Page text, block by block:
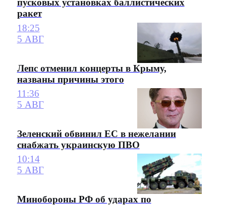
пусковых установках баллистических
ракет
18:25
5 АВГ
Лепс отменил концерты в Крыму,
названы причины этого
11:36
5 АВГ
Зеленский обвинил ЕС в нежелании
снабжать украинскую ПВО
10:14
5 АВГ
Минобороны РФ об ударах по